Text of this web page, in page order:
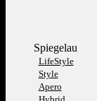
Spiegelau
LifeStyle
Style
Apero